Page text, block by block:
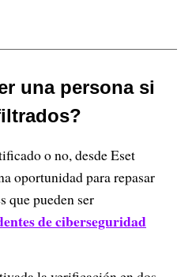
una persona si
o no, desde Eset
oportunidad para repasar
que pueden ser
de ciberseguridad